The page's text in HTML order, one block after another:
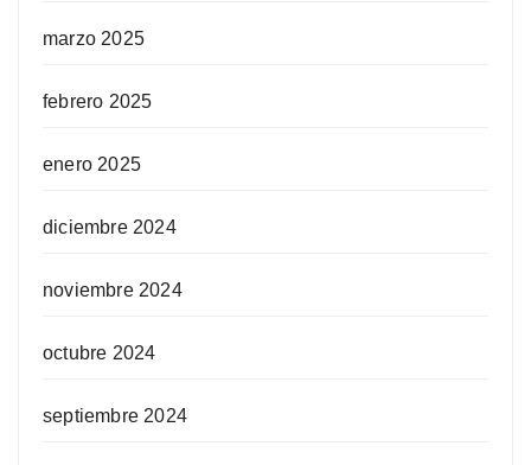
marzo 2025
febrero 2025
enero 2025
diciembre 2024
noviembre 2024
octubre 2024
septiembre 2024